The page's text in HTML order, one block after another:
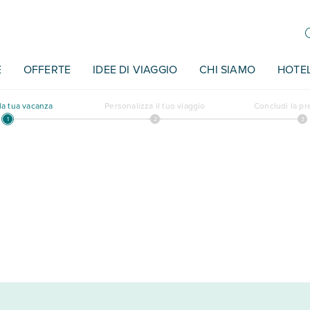
OFFERTE IDEE DI VIAGGIO CHI SIAMO
tua vacanza Personalizza il tuo viaggio Concludi la